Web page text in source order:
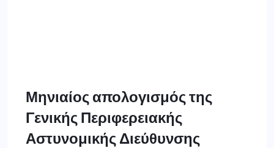
Μηνιαίος απολογισμός της
Γενικής Περιφερειακής
Αστυνομικής Διεύθυνσης